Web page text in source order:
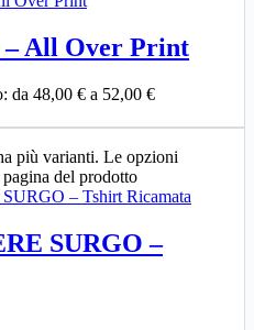
– All Over Print
da 48,00 € a 52,00 €
più varianti. Le opzioni
pagina del prodotto
SURGO –